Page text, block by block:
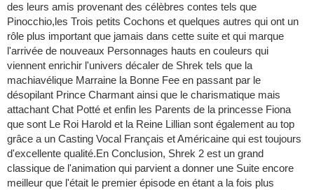
des leurs amis provenant des célèbres contes tels que
Pinocchio,les Trois petits Cochons et quelques autres qui ont un
rôle plus important que jamais dans cette suite et qui marque
l'arrivée de nouveaux Personnages hauts en couleurs qui
viennent enrichir l'univers décaler de Shrek tels que la
machiavélique Marraine la Bonne Fee en passant par le
désopilant Prince Charmant ainsi que le charismatique mais
attachant Chat Potté et enfin les Parents de la princesse Fiona
que sont Le Roi Harold et la Reine Lillian sont également au top
grâce a un Casting Vocal Français et Américaine qui est toujours
d'excellente qualité.En Conclusion, Shrek 2 est un grand
classique de l'animation qui parvient a donner une Suite encore
meilleur que l'était le premier épisode en étant a la fois plus